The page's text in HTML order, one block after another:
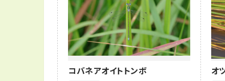
コバネアオイトトンボ オ